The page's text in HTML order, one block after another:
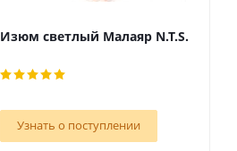
Изюм светлый Малаяр N.T.S.
Узнать о поступлении